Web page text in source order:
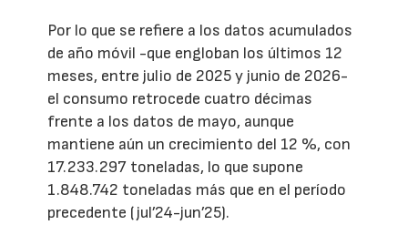
Por lo que se refiere a los datos acumulados
de año móvil -que engloban los últimos 12
meses, entre julio de 2025 y junio de 2026-
el consumo retrocede cuatro décimas
frente a los datos de mayo, aunque
mantiene aún un crecimiento del 12 %, con
17.233.297 toneladas, lo que supone
1.848.742 toneladas más que en el período
precedente (jul’24-jun’25).